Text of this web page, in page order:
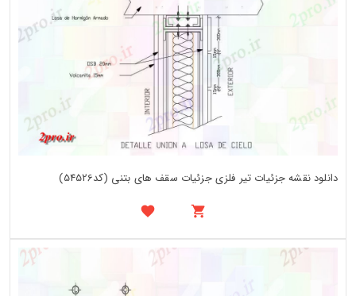
دانلود نقشه جزئیات تیر فلزی جزئیات سقف های بتنی (کد54526)